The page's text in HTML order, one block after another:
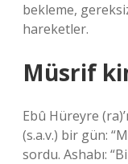
bekleme,
hareketler.
Müsrif
Ebû Hüreyre
(s.a.v.) bir gün:
sordu. Ashabı: